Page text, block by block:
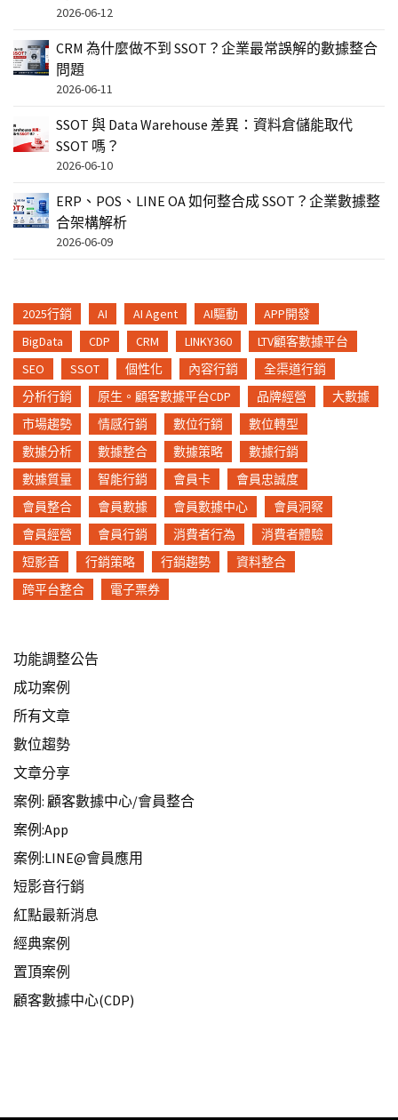
2026-06-12
CRM 為什麼做不到 SSOT？企業最常誤解的數據整合
問題
2026-06-11
SSOT 與 Data Warehouse 差異：資料倉儲能取代
SSOT 嗎？
2026-06-10
ERP、POS、LINE OA 如何整合成 SSOT？企業數據整
合架構解析
2026-06-09
2025行銷 AI AI Agent AI驅動
APP開發
BigData
CDP CRM LINKY360
LTV顧客數據平台
SEO
SSOT 個性化 內容行銷
全渠道行銷
分析行銷
原生。顧客數據平台CDP 品牌經營
大數據
市場趨勢
情感行銷 數位行銷
數位轉型
數據分析
數據整合 數據策略
數據行銷
數據質量
智能行銷 會員卡
會員忠誠度
會員整合
會員數據 會員數據中心
會員洞察
會員經營
會員行銷 消費者行為
消費者體驗
短影音
行銷策略 行銷趨勢
資料整合
跨平台整合
電子票券
功能調整公告
成功案例
所有文章
數位趨勢
文章分享
案例: 顧客數據中心/會員整合
案例:App
案例:LINE@會員應用
短影音行銷
紅點最新消息
經典案例
置頂案例
顧客數據中心(CDP)